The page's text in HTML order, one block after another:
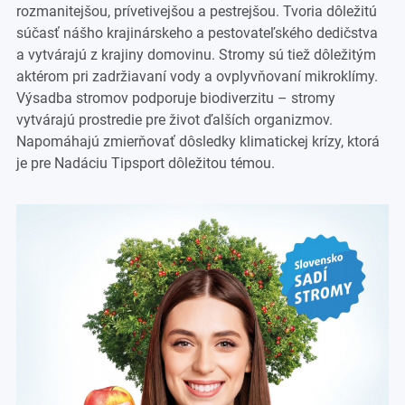
rozmanitejšou, prívetivejšou a pestrejšou. Tvoria dôležitú
súčasť nášho krajinárskeho a pestovateľského dedičstva
a vytvárajú z krajiny domovinu. Stromy sú tiež dôležitým
aktérom pri zadržiavaní vody a ovplyvňovaní mikroklímy.
Výsadba stromov podporuje biodiverzitu – stromy
vytvárajú prostredie pre život ďalších organizmov.
Napomáhajú zmierňovať dôsledky klimatickej krízy, ktorá
je pre Nadáciu Tipsport dôležitou témou.